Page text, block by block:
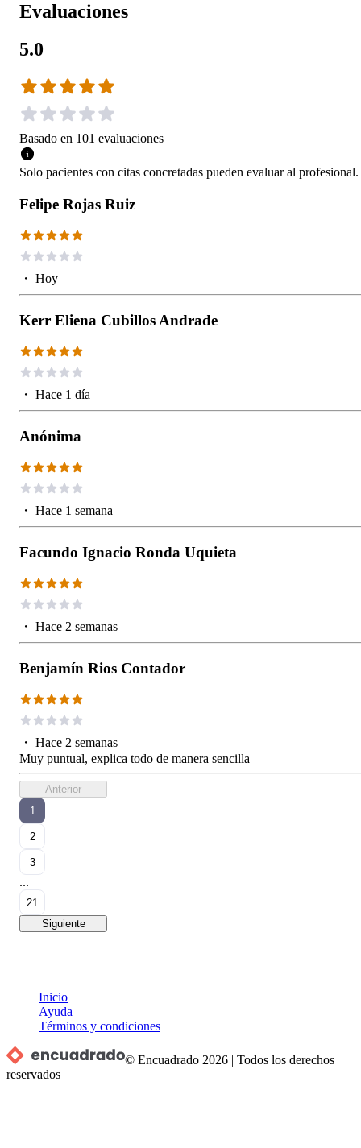
Evaluaciones
5.0
Basado en 101 evaluaciones
Solo pacientes con citas concretadas pueden evaluar al profesional.
Felipe Rojas Ruiz
・ Hoy
Kerr Eliena Cubillos Andrade
・ Hace 1 día
Anónima
・ Hace 1 semana
Facundo Ignacio Ronda Uquieta
・ Hace 2 semanas
Benjamín Rios Contador
・ Hace 2 semanas
Muy puntual, explica todo de manera sencilla
Anterior
1
2
3
...
21
Siguiente
Inicio
Ayuda
Términos y condiciones
© Encuadrado 2026 |Todos los derechos
reservados